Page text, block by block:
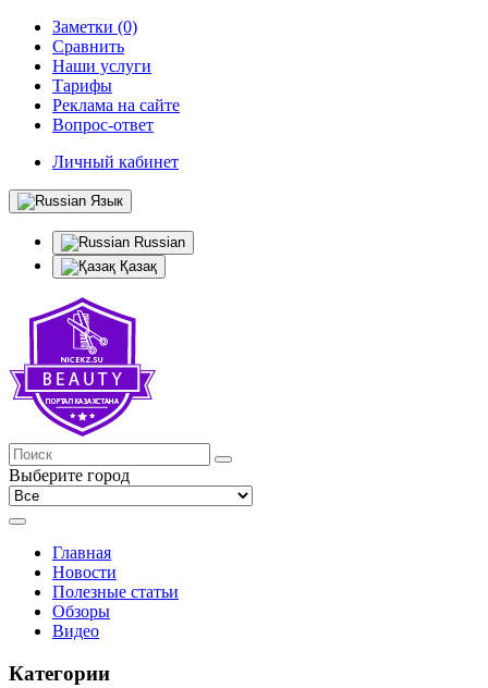
Заметки (0)
Сравнить
Наши услуги
Тарифы
Реклама на сайте
Вопрос-ответ
Личный кабинет
Язык
Russian
Қазақ
Выберите город
Главная
Новости
Полезные статьи
Обзоры
Видео
Категории